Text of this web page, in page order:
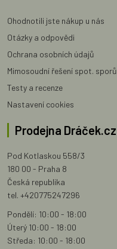
Ohodnotili jste nákup u nás
Otázky a odpovědi
Ochrana osobních údajů
Mimosoudní řešení spot. sporů
Testy a recenze
Nastavení cookies
Prodejna Dráček.cz
Pod Kotlaskou 558/3
180 00 - Praha 8
Česká republika
tel. +420775247296
Pondělí: 10:00 - 18:00
Úterý 10:00 - 18:00
Středa: 10:00 - 18:00